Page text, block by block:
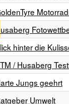
Husaberg
hinter die
/ Husaberg
Jungs geehrt
Umwelt